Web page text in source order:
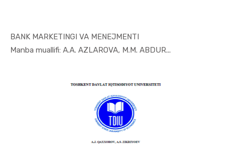
BANK MARKETINGI VA MENEJMENTI
Manba muallifi: A.A. AZLAROVA, M.M. ABDUR...
In Marketi...